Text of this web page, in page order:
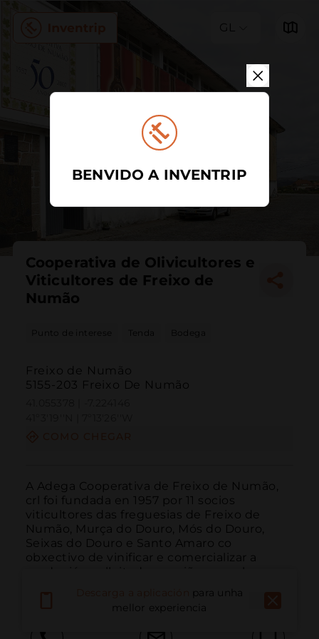
GL
Cooperativa de Olivicultores e
Viticultores de Freixo de
Numão
Punto de interese Tenda Bodega
Freixo de Numão
5155-203 Freixo De Numão
A Adega Cooperativa de Freixo de Numão,
crl foi fundada en 1957 por 11 socios
viticultores das freguesias de Freixo de
Numão, Murça do Douro, Mós do Douro,
Seixas do Douro e Santo Amaro co
obxectivo de vinificar e comercializar a
produción colleitada nas viñas por eles
para unha
mellor experiencia
BENVIDO A INVENTRIP